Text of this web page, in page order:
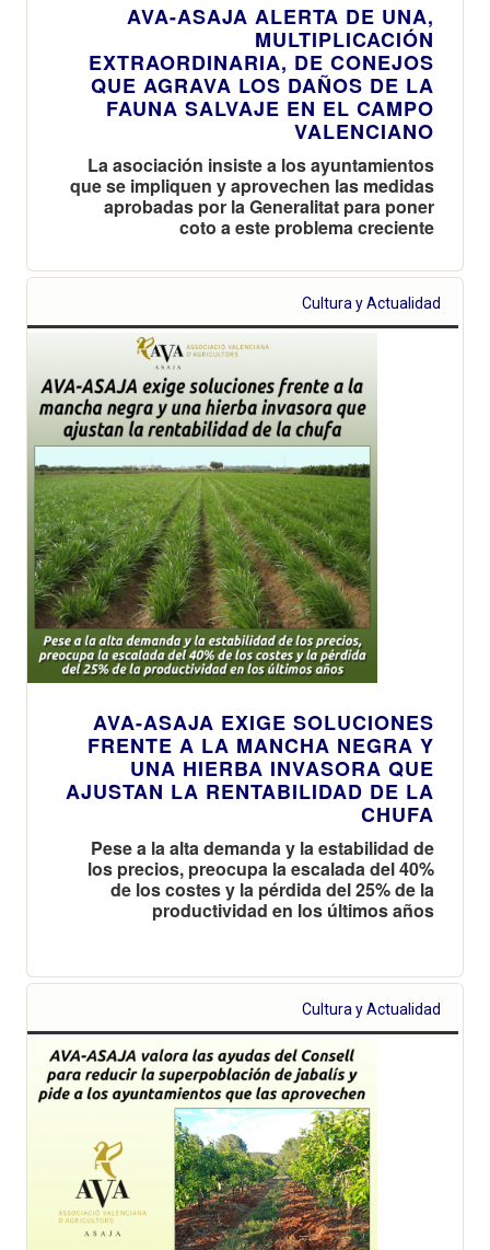
AVA-ASAJA ALERTA DE UNA,
MULTIPLICACIÓN
EXTRAORDINARIA, DE CONEJOS
QUE AGRAVA LOS DAÑOS DE LA
FAUNA SALVAJE EN EL CAMPO
VALENCIANO
La asociación insiste a los ayuntamientos
que se impliquen y aprovechen las medidas
aprobadas por la Generalitat para poner
coto a este problema creciente
Cultura y Actualidad
AVA-ASAJA EXIGE SOLUCIONES
FRENTE A LA MANCHA NEGRA Y
UNA HIERBA INVASORA QUE
AJUSTAN LA RENTABILIDAD DE LA
CHUFA
Pese a la alta demanda y la estabilidad de
los precios, preocupa la escalada del 40%
de los costes y la pérdida del 25% de la
productividad en los últimos años
Cultura y Actualidad